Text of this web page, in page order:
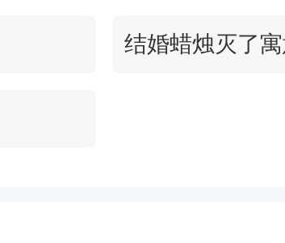
结婚蜡烛灭了